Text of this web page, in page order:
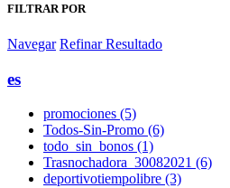
FILTRAR POR
Navegar Refinar Resultado
es
promociones (5)
Todos-Sin-Promo (6)
todo_sin_bonos (1)
Trasnochadora_30082021 (6)
deportivotiempolibre (3)